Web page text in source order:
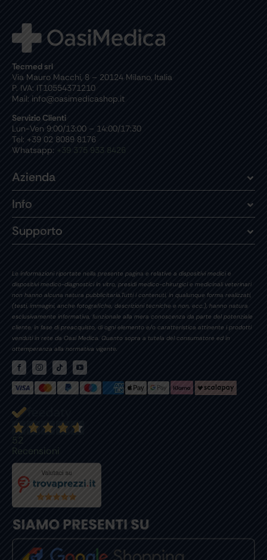
Tecmed srl
Via Mauro Macchi, 8 – 20124 Milano, Italia
P. IVA: IT10554371210
Mail: info@oasimedicashop.it
Servizio Clienti
Lun-Ven 9:00/13:00 – 14:00/17:30
Tel: +39 02 8089 8176
Whatsapp: +39 375 933 8426
Azienda
Info
Supporto
Le informazioni riportate nella presente pagina e relative a dispositivi medici e
dispositivi medico-diagnostici in vitro, presidi medico-chirurgici e medicinali veterinari
non hanno alcuna natura pubblicitaria.Tutti i contenuti, in qualunque forma realizzati,
(testi, immagini, anche fotografiche, descrizioni tecniche e non, ecc.), hanno natura
esclusivamente informativa, funzionale alla mera conoscenza da parte del potenziale
cliente, in fase di preacquisto, di ogni elemento e/o caratteristica attinente i prodotti
venduti in rete da Oasi Medica. Quanto sopra a tutela del consumatore ed in
ottemperanza alla normativa vigente.
52
Recensioni